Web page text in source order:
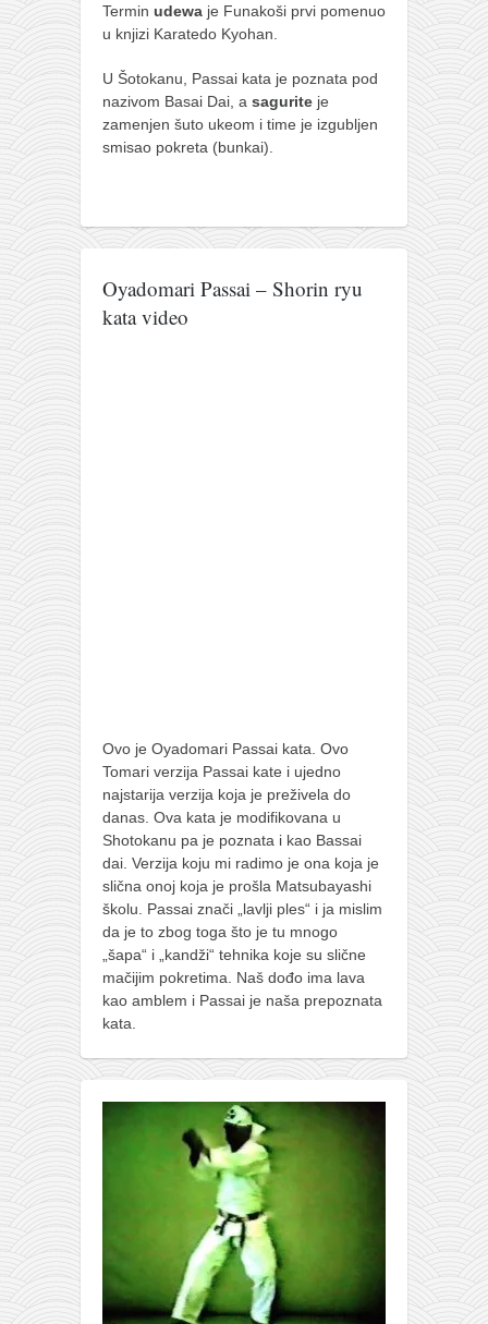
Termin udewa je Funakoši prvi pomenuo
u knjizi Karatedo Kyohan.
U Šotokanu, Passai kata je poznata pod
nazivom Basai Dai, a sagurite je
zamenjen šuto ukeom i time je izgubljen
smisao pokreta (bunkai).
Oyadomari Passai – Shorin ryu
kata video
Ovo je Oyadomari Passai kata. Ovo
Tomari verzija Passai kate i ujedno
najstarija verzija koja je preživela do
danas. Ova kata je modifikovana u
Shotokanu pa je poznata i kao Bassai
dai. Verzija koju mi radimo je ona koja je
slična onoj koja je prošla Matsubayashi
školu. Passai znači „lavlji ples“ i ja mislim
da je to zbog toga što je tu mnogo
„šapa“ i „kandži“ tehnika koje su slične
mačijim pokretima. Naš dođo ima lava
kao amblem i Passai je naša prepoznata
kata.